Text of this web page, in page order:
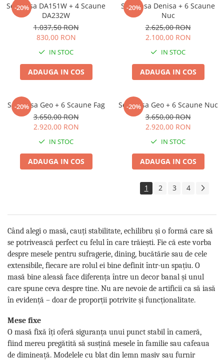
-20%
Set Masa DA151W + 4 Scaune
DA232W
1.037,50 RON
830,00 RON
IN STOC
ADAUGA IN COS
-20%
Set masa Denisa + 6 Scaune
Nuc
2.625,00 RON
2.100,00 RON
IN STOC
ADAUGA IN COS
-20%
Set Masa Geo + 6 Scaune Fag
3.650,00 RON
2.920,00 RON
IN STOC
ADAUGA IN COS
-20%
Set Masa Geo + 6 Scaune Nuc
3.650,00 RON
2.920,00 RON
IN STOC
ADAUGA IN COS
1 2 3 4
Când alegi o masă, cauți stabilitate, echilibru și o formă care să
se potrivească perfect cu felul în care trăiești. Fie că este vorba
despre mesele pentru sufragerie, dining, bucătărie sau de cele
extensibile, fiecare are rolul ei bine definit într-un spațiu. O
masă bine aleasă face diferența între un decor banal și unul
care spune ceva despre tine. Nu are nevoie de artificii ca să iasă
în evidență – doar de proporții potrivite și funcționalitate.
Mese fixe
O masă fixă îți oferă siguranța unui punct stabil în cameră,
fiind mereu pregătită să susțină mesele în familie sau cafeaua
de dimineață. Modelele cu blat din lemn masiv sau furnir